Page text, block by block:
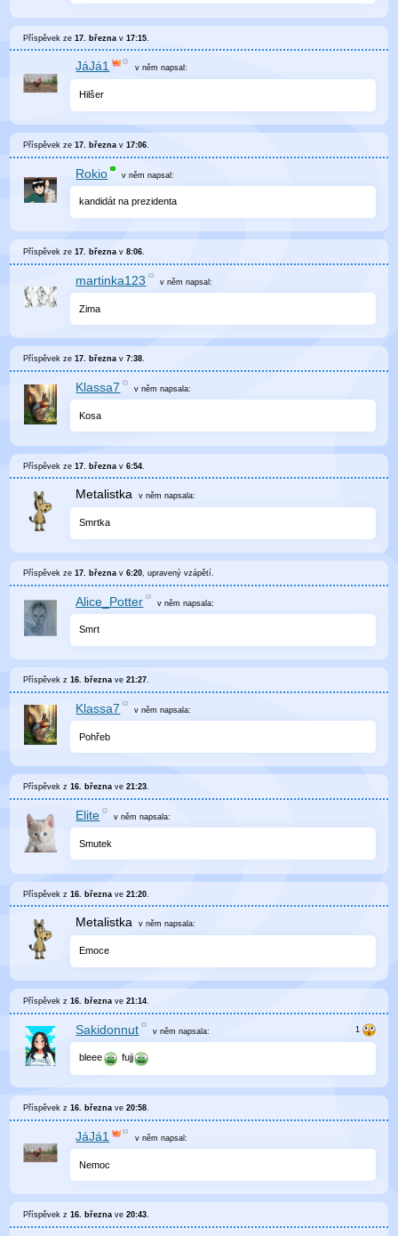
Příspěvek ze17. března v17:15
JáJá1 v něm napsal:
Hilšer
Příspěvek ze17. března v17:06
Rokio v němnapsal:
kandidát na prezidenta
Příspěvek ze17. března v8:06.
martinka123 v němnapsal:
Zima
Příspěvek ze17. března v7:38.
Klassa7 v němnapsala:
Kosa
Příspěvek ze17. března v6:54
Metalistka v něm napsala:
Smrtka
Příspěvek ze17. března v6:20 , upravenývzápětí
Alice_Potter v němnapsala:
Smrt
Příspěvek z16. března ve21:27.
Klassa7 v němnapsala:
Pohřeb
Příspěvek z16. března ve21:23.
Elite v němnapsala:
Smutek
Příspěvek z16. března ve21:20
Metalistka v něm napsala:
Emoce
Příspěvek z16. března ve21:14
Sakidonnut v němnapsala:
bleee fujj
Příspěvek z16. března ve20:58.
JáJá1 v něm napsal:
Nemoc
Příspěvek z16. března ve20:43.